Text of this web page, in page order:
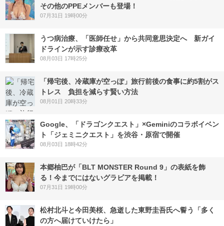
その他のPPEメンバーも登場！
07月31日 19時00分
うつ病治療、「医師任せ」から共同意思決定へ 新ガイ
ドラインが示す診療改革
08月03日 17時25分
「帰宅後、冷蔵庫が空っぽ」旅行前後の食事に約5割がス
トレス 負担を減らす賢い方法
08月01日 20時33分
Google、「ドラゴンクエスト」×Geminiのコラボイベン
ト「ジェミニクエスト」を渋谷・原宿で開催
08月03日 18時42分
本郷柚巴が「BLT MONSTER Round 9」の表紙を飾
る！今までにはないグラビアを掲載！
07月31日 19時00分
松村北斗と今田美桜、急逝した東野圭吾氏へ誓う「多く
の方へ届けていけたら」